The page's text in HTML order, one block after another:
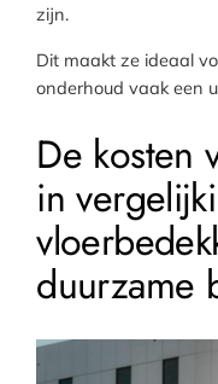
zijn.
Dit maakt ze ideaal
onderhoud vaak een
De kosten
in
duurzame